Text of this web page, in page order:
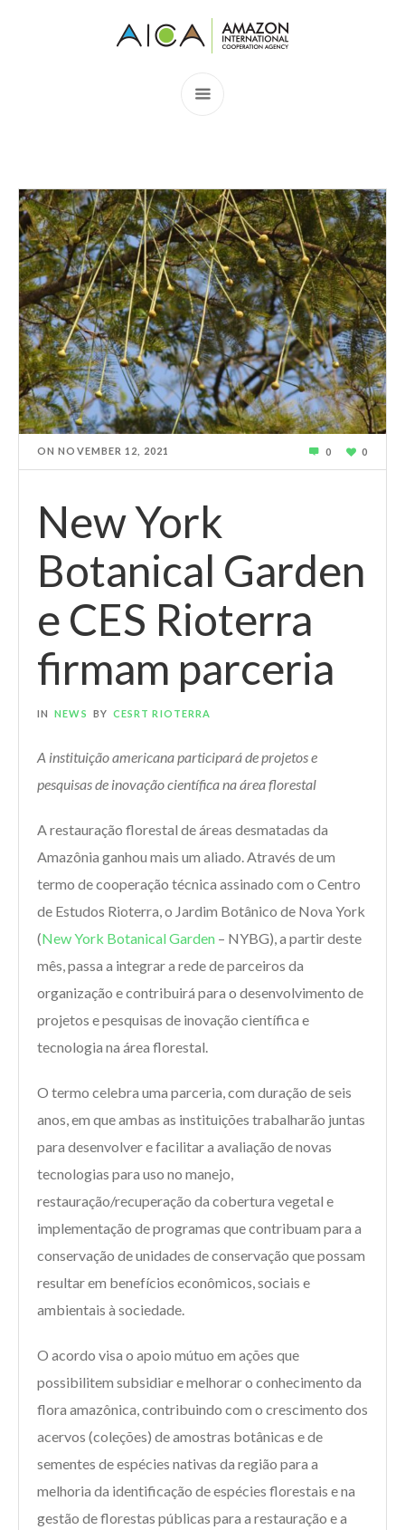
ONNOVEMBER 12, 2021 0 0
New York
Botanical Garden
e CES Rioterra
firmam parceria
IN NEWS BY CESRT RIOTERRA
A instituição americana participará de projetos e
pesquisas de inovação científica na área florestal
A restauração florestal de áreas desmatadas da
Amazônia ganhou mais um aliado. Através de um
termo de cooperação técnica assinado com o Centro
de Estudos Rioterra, o Jardim Botânico de Nova York
(New York Botanical Garden – NYBG), a partir deste
mês, passa a integrar a rede de parceiros da
organização e contribuirá para o desenvolvimento de
projetos e pesquisas de inovação científica e
tecnologia na área florestal.
O termo celebra uma parceria, com duração de seis
anos, em que ambas as instituições trabalharão juntas
para desenvolver e facilitar a avaliação de novas
tecnologias para uso no manejo,
restauração/recuperação da cobertura vegetal e
implementação de programas que contribuam para a
conservação de unidades de conservação que possam
resultar em benefícios econômicos, sociais e
ambientais à sociedade.
O acordo visa o apoio mútuo em ações que
possibilitem subsidiar e melhorar o conhecimento da
flora amazônica, contribuindo com o crescimento dos
acervos (coleções) de amostras botânicas e de
sementes de espécies nativas da região para a
melhoria da identificação de espécies florestais e na
gestão de florestas públicas para a restauração e a